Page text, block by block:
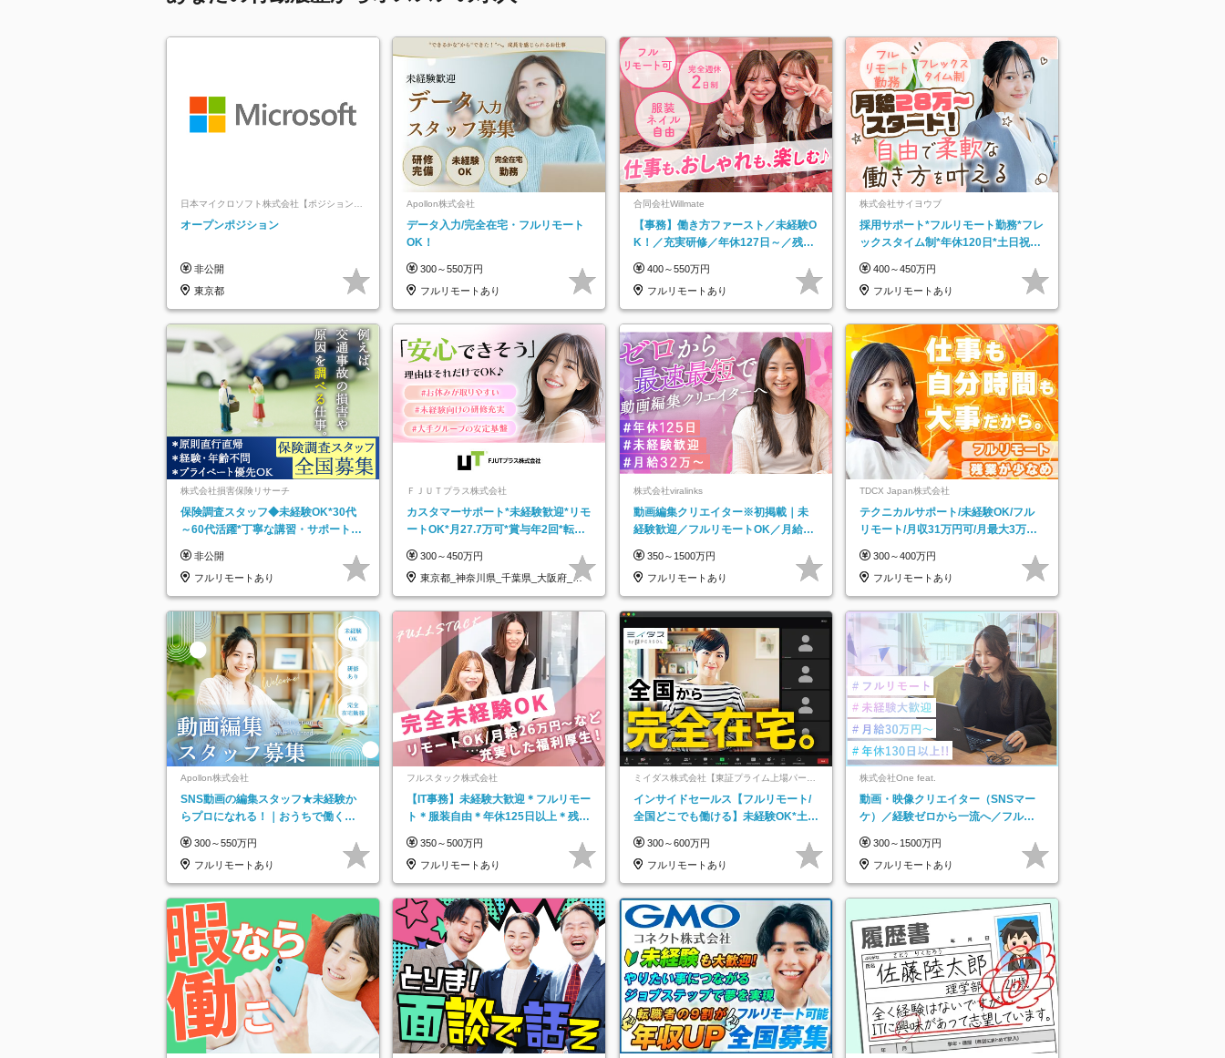
日本マイクロソフト株式会社【ポジションマ
ッチ登録】
オープンポジション
非公開
東京都
Apollon株式会社
データ入力/完全在宅・フルリモート
OK！
300～550万円
フルリモートあり
合同会社Willmate
【事務】働き方ファースト／未経験O
K！／充実研修／年休127日～／残業
400～550万円
フルリモートあり
株式会社サイヨウブ
採用サポート*フルリモート勤務*フレ
ックスタイム制*年休120日*土日祝休
400～450万円
フルリモートあり
株式会社損害保険リサーチ
保険調査スタッフ◆未経験OK*30代
～60代活躍*丁寧な講習・サポートあ
託
非公開
フルリモートあり
ＦＪＵＴプラス株式会社
カスタマーサポート*未経験歓迎*リモ
ートOK*月27.7万可*賞与年2回*転勤
300～450万円
東京都_神奈川県_千葉県_大阪府_愛
知県…
株式会社viralinks
動画編集クリエイター※初掲載｜未
経験歓迎／フルリモートOK／月給32
350～1500万円
フルリモートあり
TDCX Japan株式会社
テクニカルサポート/未経験OK/フル
リモート/月収31万円可/月最大3万の
300～400万円
フルリモートあり
Apollon株式会社
SNS動画の編集スタッフ★未経験か
らプロになれる！｜おうちで働くフ
300～550万円
フルリモートあり
フルスタック株式会社
【IT事務】未経験大歓迎＊フルリモー
ト＊服装自由＊年休125日以上＊残業
350～500万円
フルリモートあり
ミイダス株式会社【東証プライム上場パーソ
インサイドセールス【フルリモート/
全国どこでも働ける】未経験OK*土日
300～600万円
フルリモートあり
株式会社One feat.
動画・映像クリエイター（SNSマー
ケ）／経験ゼロから一流へ／フルリ
日以上
300～1500万円
フルリモートあり